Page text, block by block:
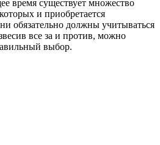
время существует множество
и приобретается
обязательно должны учитываться
все за и против, можно
выбор.